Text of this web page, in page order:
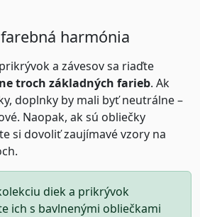
harmónia
a závesov sa riaďte
troch základných farieb. Ak
doplnky by mali byť neutrálne –
Naopak, ak sú obliečky
si dovoliť zaujímavé vzory na
diek a prikrývok
ich s bavlnenými obliečkami